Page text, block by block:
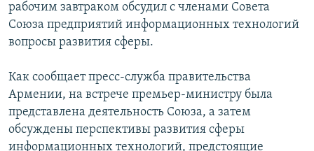
рабочим завтраком обсудил с членами Совета
Союза предприятий информационных технологий
вопросы развития сферы.
Как сообщает пресс-служба правительства
Армении, на встрече премьер-министру была
представлена деятельность Союза, а затем
обсуждены перспективы развития сферы
информационных технологий, предстоящие